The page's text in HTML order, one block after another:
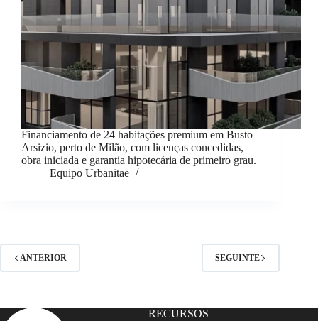
Financiamento de 24 habitações premium em Busto
Arsizio, perto de Milão, com licenças concedidas,
obra iniciada e garantia hipotecária de primeiro grau.
Equipo Urbanitae
ANTERIOR SEGUINTE
RECURSOS